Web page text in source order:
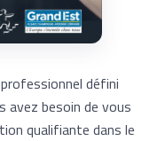
défini
avez besoin de vous
qualifiante dans le